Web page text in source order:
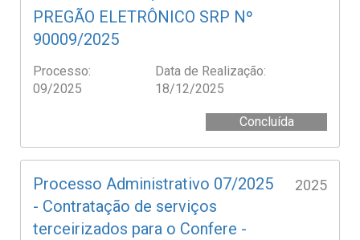
PREGÃO ELETRÔNICO SRP Nº
90009/2025
Processo:
09/2025
Data de Realização:
18/12/2025
Concluída
Processo Administrativo 07/2025
- Contratação de serviços
terceirizados para o Confere -
2025